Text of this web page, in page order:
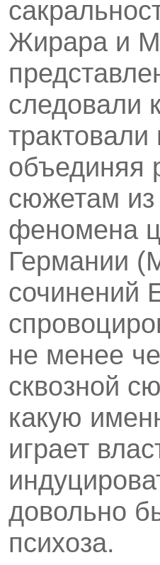
Жирара и
следовали
объединяя
сюжетам
феномена
Германии
сочинений
не менее
сквозной
какую
играет
довольно
психоза.